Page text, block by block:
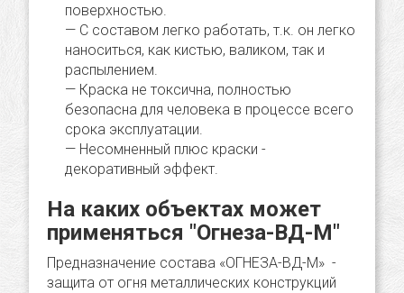
поверхностью.
С составом легко работать, т.к. он легко
наноситься, как кистью, валиком, так и
распылением.
Краска не токсична, полностью
безопасна для человека в процессе всего
срока эксплуатации.
Несомненный плюс краски -
декоративный эффект.
На каких объектах может
применяться "Огнеза-ВД-М"
Предназначение состава «ОГНЕЗА-ВД-М» -
защита от огня металлических конструкций